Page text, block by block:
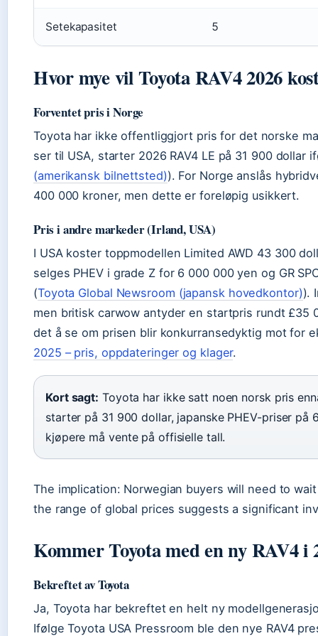
Setekapasitet 5
Hvor mye vil Toyota RAV4 2026
Forventet pris i Norge
Toyota har ikke offentliggjort pris for det norske
ser til USA, starter 2026 RAV4 LE på 31 900 dollar
(amerikansk bilnettsted)). For Norge anslås
400 000 kroner, men dette er foreløpig usikkert.
Pris i andre markeder (Irland, USA)
I USA koster toppmodellen Limited AWD 43 300
selges PHEV i grade Z for 6 000 000 yen og GR
(Toyota Global Newsroom (japansk hovedkontor)).
men britisk carwow antyder en startpris rundt £35
det å se om prisen blir konkurransedyktig mot for
2025 – pris, oppdateringer og klager.
Kort sagt: Toyota har ikke satt noen norsk pris
starter på 31 900 dollar, japanske PHEV-priser på
kjøpere må vente på offisielle tall.
The implication: Norwegian buyers will need to
the range of global prices suggests a significant
Kommer Toyota med en ny RAV4 i
Bekreftet av Toyota
Ja, Toyota har bekreftet en helt ny
Ifølge Toyota USA Pressroom ble den nye RAV4